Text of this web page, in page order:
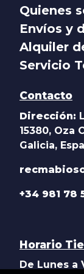
Quienes
Envíos y
Alquiler
Servicio
Contacto
Dirección:
15380, Oza
Galicia,
+34 981 78
Horario
De Lunes a